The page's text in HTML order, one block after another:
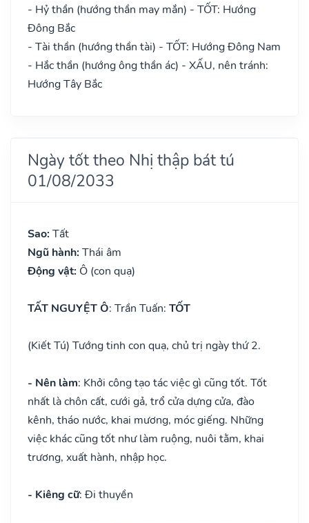
- Hỷ thần (hướng thần may mắn) - TỐT: Hướng
Đông Bắc
- Tài thần (hướng thần tài) - TỐT: Hướng Đông Nam
- Hắc thần (hướng ông thần ác) - XẤU, nên tránh:
Hướng Tây Bắc
Ngày tốt theo Nhị thập bát tú
01/08/2033
Sao: Tất
Ngũ hành: Thái âm
Động vật: Ô (con quạ)
TẤT NGUYỆT Ô: Trần Tuấn: TỐT
(Kiết Tú) Tướng tinh con quạ, chủ trị ngày thứ 2.
- Nên làm: Khởi công tạo tác việc gì cũng tốt. Tốt
nhất là chôn cất, cưới gả, trổ cửa dựng cửa, đào
kênh, tháo nước, khai mương, móc giếng. Những
việc khác cũng tốt như làm ruộng, nuôi tằm, khai
trương, xuất hành, nhập học.
- Kiêng cữ: Đi thuyền